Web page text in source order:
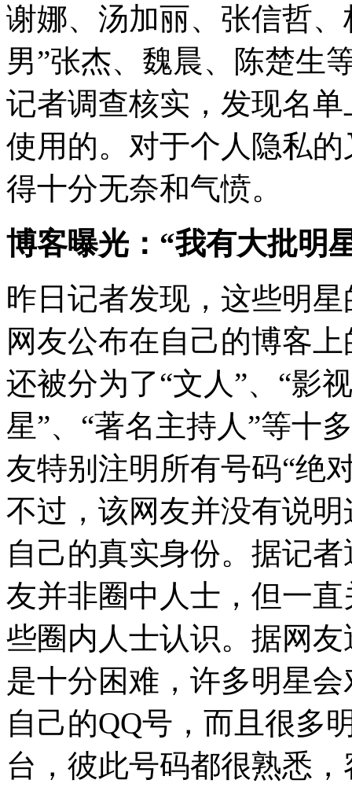
谢娜、汤加丽、张信哲
男”张杰、魏晨、陈楚生
记者调查核实，发现名
使用的。对于个人隐私
得十分无奈和气愤。
博客曝光：“我有大批明
昨日记者发现，这些明
网友公布在自己的博客
还被分为了“文人”、“影
星”、“著名主持人”等十
友特别注明所有号码“绝
不过，该网友并没有说
自己的真实身份。据记
友并非圈中人士，但一
些圈内人士认识。据网
是十分困难，许多明星
自己的QQ号，而且很多
台，彼此号码都很熟悉